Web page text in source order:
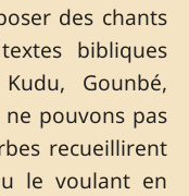
des chants
bibliques
Gounbé,
pouvons pas
recueillirent
le voulant en